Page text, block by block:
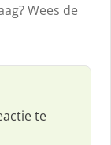
Wees de
te